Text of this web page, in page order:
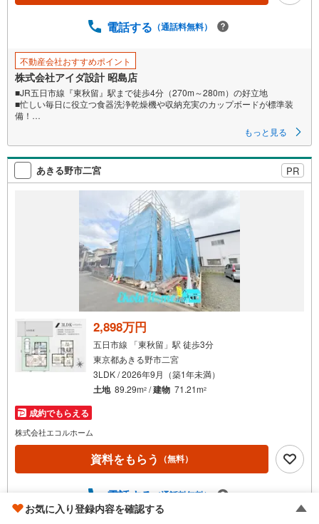
す
る
電話する （通話料無料）
不動産会社おすすめポイント
株式会社アイダ設計 昭島店
■JR五日市線『東秋留』駅まで徒歩4分（270m～280m）の好立地
■忙しい毎日に役立つ食器洗浄乾燥機や収納充実のカップボードが標準装
備！
■LDKと洋室畳敷きは続き間設計。空間を広く利用することができます。
もっと見る
あきる野市二宮 PR
2,898万円
五日市線 「東秋留」駅 徒歩3分
東京都あきる野市二宮
3LDK / 2026年9月（築1年未満）
土地 89.29m2 /建物 71.21m2
成約でもらえる
株式会社エコルホーム
資料をもらう （無料）
電話する （通話料無料）
お気に入り登録内容を確認する